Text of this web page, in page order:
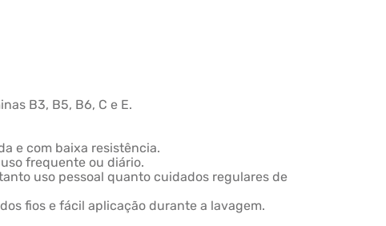
B3, B5, B6, C e E.
e com baixa resistência.
frequente ou diário.
uso pessoal quanto cuidados regulares de
fios e fácil aplicação durante a lavagem.